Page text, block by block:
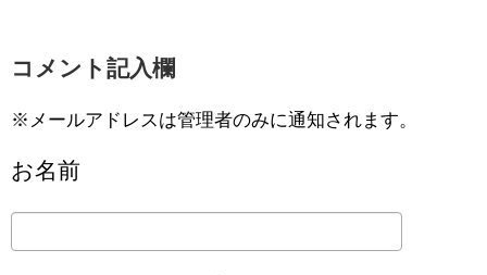
コメント記入欄
※メールアドレスは管理者のみに通知されます。
お名前